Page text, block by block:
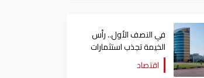
في النصف الأول.. رأس
الخيمة تجذب استثمارات
تتجاوز 771 مليون درهماقتصاد